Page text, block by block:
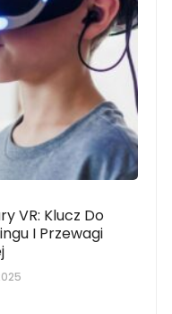
VR: Klucz Do
I Przewagi